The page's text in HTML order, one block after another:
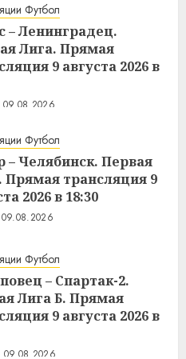
Футбол
– Ленинградец.
Лига. Прямая
9 августа 2026 в
09.08.2026
Футбол
– Челябинск. Первая
Прямая трансляция 9
2026 в 18:30
09.08.2026
Футбол
– Спартак-2.
Лига Б. Прямая
9 августа 2026 в
09.08.2026